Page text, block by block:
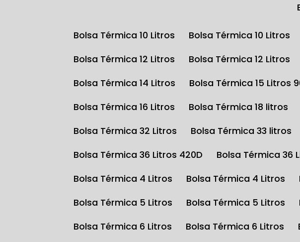
Bolsa Térmica 10 Litros Bolsa Térmica 10 Litros
Bolsa Térmica 12 Litros
Bolsa Térmica 12 Litros
Bolsa Térmica 14 Litros
Bolsa Térmica 15 Litros
Bolsa Térmica 16 Litros
Bolsa Térmica 18 litros
Bolsa Térmica 32 Litros
Bolsa Térmica 33 litros
Bolsa Térmica 36 Litros 420D
Bolsa Térmica 36
Bolsa Térmica 4 Litros
Bolsa Térmica 4 Litros
Bolsa Térmica 5 Litros
Bolsa Térmica 5 Litros
Bolsa Térmica 6 Litros
Bolsa Térmica 6 Litros